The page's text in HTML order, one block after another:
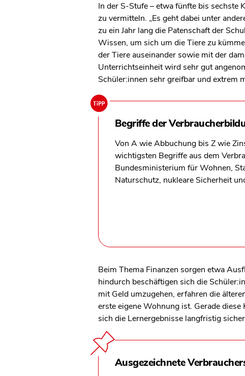
In der S-Stufe – etwa fünfte bis sechste
zu vermitteln. „Es geht dabei unter
zu ein Jahr lang die Patenschaft der
Wissen, um sich um die Tiere zu
der Tiere auseinander sowie mit der
Unterrichtseinheit wird sehr gut
Schüler:innen sehr greifbar und extrem
Begriffe der
Von A wie Abbuchung bis Z wie
wichtigsten Begriffe aus dem
Bundesministerium für Wohnen,
Naturschutz, nukleare Sicherheit
Beim Thema Finanzen sorgen etwa
hindurch beschäftigen sich die
mit Geld umzugehen, erfahren die
erste eigene Wohnung ist. Gerade
sich die Lernergebnisse langfristig
Ausgezeichnete